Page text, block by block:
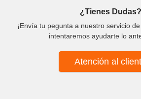
¿Tienes Dudas?
¡Envía tu pegunta a nuestro servicio
intentaremos ayudarte lo
Atención al